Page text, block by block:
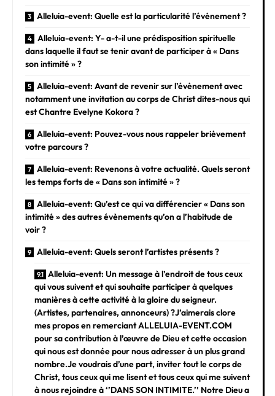
Alleluia-event: Quelle est la particularité l’évènement ?
Alleluia-event: Y- a-t-il une prédisposition spirituelle
dans laquelle il faut se tenir avant de participer à « Dans
son intimité » ?
Alleluia-event: Avant de revenir sur l’évènement avec
notamment une invitation au corps de Christ dites-nous qui
est Chantre Evelyne Kokora ?
Alleluia-event: Pouvez-vous nous rappeler brièvement
votre parcours ?
Alleluia-event: Revenons à votre actualité. Quels seront
les temps forts de « Dans son intimité » ?
Alleluia-event: Qu’est ce qui va différencier « Dans son
intimité » des autres évènements qu’on a l’habitude de
voir ?
Alleluia-event: Quels seront l’artistes présents ?
Alleluia-event: Un message à l’endroit de tous ceux
qui vous suivent et qui souhaite participer à quelques
manières à cette activité à la gloire du seigneur.
(Artistes, partenaires, annonceurs) ?J’aimerais clore
mes propos en remerciant ALLELUIA-EVENT.COM
pour sa contribution à l’œuvre de Dieu et cette occasion
qui nous est donnée pour nous adresser à un plus grand
nombre.Je voudrais d’une part, inviter tout le corps de
Christ, tous ceux qui me lisent et tous ceux qui me suivent
à nous rejoindre à ‘’DANS SON INTIMITE.’’ Notre Dieu a